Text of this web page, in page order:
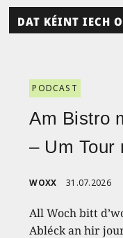
DAT KÉINT IECH
PODCAST
Am Bistro
– Um Tour
WOXX 31.07.2026
All Woch bitt
Abléck an hir